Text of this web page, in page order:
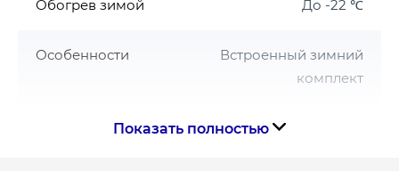
Обогрев зимой До -22 ℃
Особенности
Встроенный зимний
комплект
Расстояние между опорами внешнего
Показать полностью